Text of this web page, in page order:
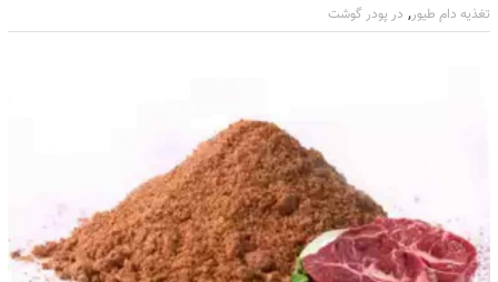
تغذیه دام طیور, در پودر گوشت